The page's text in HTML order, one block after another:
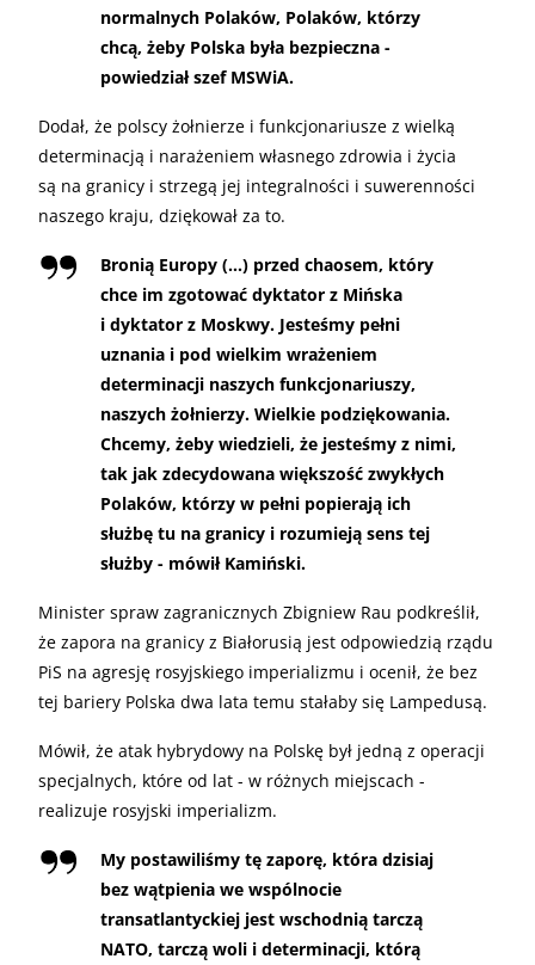
normalnych Polaków, Polaków, którzy
chcą, żeby Polska była bezpieczna -
powiedział szef MSWiA.
Dodał, że polscy żołnierze i funkcjonariusze z wielką
determinacją i narażeniem własnego zdrowia i życia
są na granicy i strzegą jej integralności i suwerenności
naszego kraju, dziękował za to.
Bronią Europy (…) przed chaosem, który
chce im zgotować dyktator z Mińska
i dyktator z Moskwy. Jesteśmy pełni
uznania i pod wielkim wrażeniem
determinacji naszych funkcjonariuszy,
naszych żołnierzy. Wielkie podziękowania.
Chcemy, żeby wiedzieli, że jesteśmy z nimi,
tak jak zdecydowana większość zwykłych
Polaków, którzy w pełni popierają ich
służbę tu na granicy i rozumieją sens tej
służby - mówił Kamiński.
Minister spraw zagranicznych Zbigniew Rau podkreślił,
że zapora na granicy z Białorusią jest odpowiedzią rządu
PiS na agresję rosyjskiego imperializmu i ocenił, że bez
tej bariery Polska dwa lata temu stałaby się Lampedusą.
Mówił, że atak hybrydowy na Polskę był jedną z operacji
specjalnych, które od lat - w różnych miejscach -
realizuje rosyjski imperializm.
My postawiliśmy tę zaporę, która dzisiaj
bez wątpienia we wspólnocie
transatlantyckiej jest wschodnią tarczą
NATO, tarczą woli i determinacji, którą